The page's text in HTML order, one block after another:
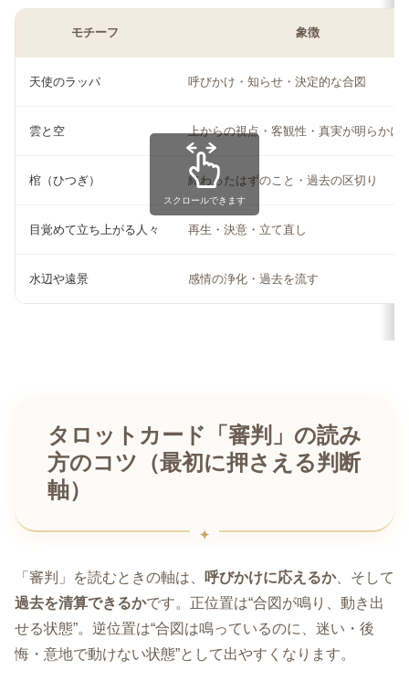
モチーフ 象徴
天使のラッパ 呼びかけ・知らせ・決定的な合図
雲と空 上からの視点・客観性・真実が明らかに
棺（ひつぎ） 終わったはずのこと・過去の区切り
目覚めて立ち上がる人々 再生・決意・立て直し
水辺や遠景 感情の浄化・過去を流す
スクロールできます
タロットカード「審判」の読み
方のコツ（最初に押さえる判断
軸）
「審判」を読むときの軸は、 呼びかけに応えるか、そして
過去を清算できるかです。正位置は“合図が鳴り、動き出
せる状態”。逆位置は“合図は鳴っているのに、迷い・後
悔・意地で動けない状態”として出やすくなります。